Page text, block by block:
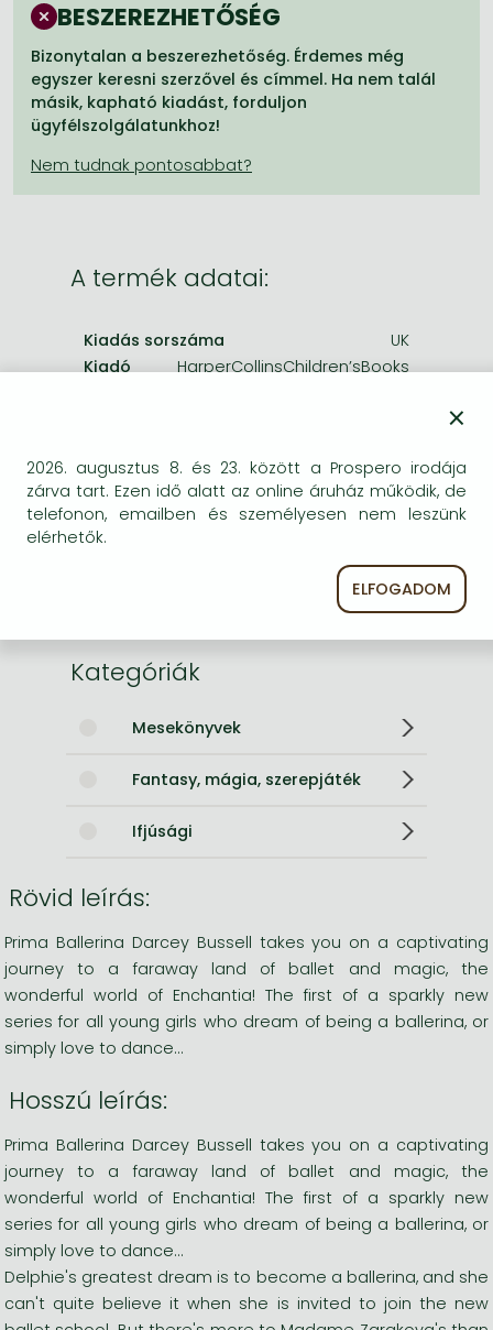
Frieren manga
Bleach manga
One-Punch Man manga
BESZEREZHETŐSÉG
Bizonytalan a beszerezhetőség. Érdemes még
egyszer keresni szerzővel és címmel. Ha nem talál
másik, kapható kiadást, forduljon
ügyfélszolgálatunkhoz!
A termék adatai:
Kiadás sorszáma
UK
Kiadó
HarperCollinsChildren’sBooks
Kötéstípus
Puhakötés
Terjedelem
96.0 oldal
Méret
198x129 mm
Kategóriák
Mesekönyvek
Fantasy, mágia, szerepjáték
Ifjúsági
Rövid leírás:
Prima Ballerina Darcey Bussell takes you on a captivating
journey to a faraway land of ballet and magic, the
wonderful world of Enchantia! The first of a sparkly new
series for all young girls who dream of being a ballerina, or
simply love to dance...
Hosszú leírás:
Prima Ballerina Darcey Bussell takes you on a captivating
journey to a faraway land of ballet and magic, the
wonderful world of Enchantia! The first of a sparkly new
series for all young girls who dream of being a ballerina, or
simply love to dance...
Delphie's greatest dream is to become a ballerina, and she
can't quite believe it when she is invited to join the new
×
2026. augusztus 8. és 23. között a Prospero irodája
zárva tart. Ezen idő alatt az online áruház működik, de
telefonon, emailben és személyesen nem leszünk
elérhetők.
ELFOGADOM